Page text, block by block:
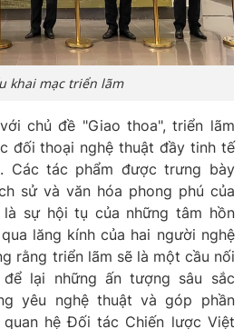
khai mạc triển lãm
chủ đề "Giao thoa", triển lãm
đối thoại nghệ thuật đầy tinh tế
Các tác phẩm được trưng bày
sử và văn hóa phong phú của
sự hội tụ của những tâm hồn
lăng kính của hai người nghệ
rằng triển lãm sẽ là một cầu nối
lại những ấn tượng sâu sắc
yêu nghệ thuật và góp phần
hệ Đối tác Chiến lược Việt